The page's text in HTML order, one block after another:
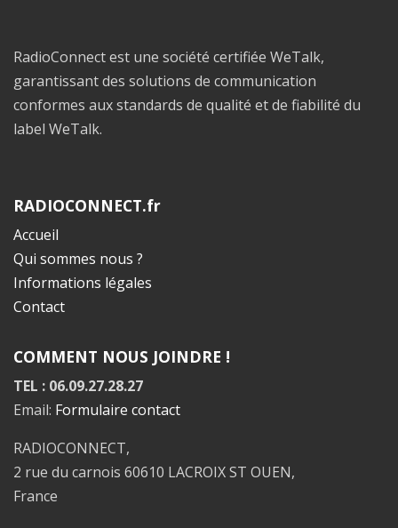
RadioConnect est une société certifiée WeTalk,
garantissant des solutions de communication
conformes aux standards de qualité et de fiabilité du
label WeTalk.
RADIOCONNECT.fr
Accueil
Qui sommes nous ?
Informations légales
Contact
COMMENT NOUS JOINDRE !
TEL : 06.09.27.28.27
Email: Formulaire contact
RADIOCONNECT,
2 rue du carnois 60610 LACROIX ST OUEN,
France